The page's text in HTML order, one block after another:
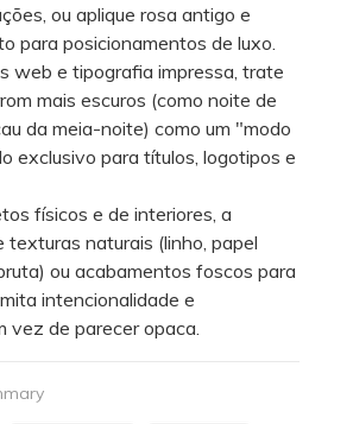
ou aplique rosa antigo e
para posicionamentos de luxo.
e tipografia impressa, trate
mais escuros (como noite de
da meia-noite) como um "modo
exclusivo para títulos, logotipos e
físicos e de interiores, a
texturas naturais (linho, papel
ou acabamentos foscos para
intencionalidade e
vez de parecer opaca.